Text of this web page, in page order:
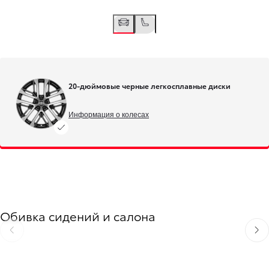
20-дюймовые черные легкосплавные диски
Информация о колесах
Обивка сидений и салона
Перейти на предыдущую страницу